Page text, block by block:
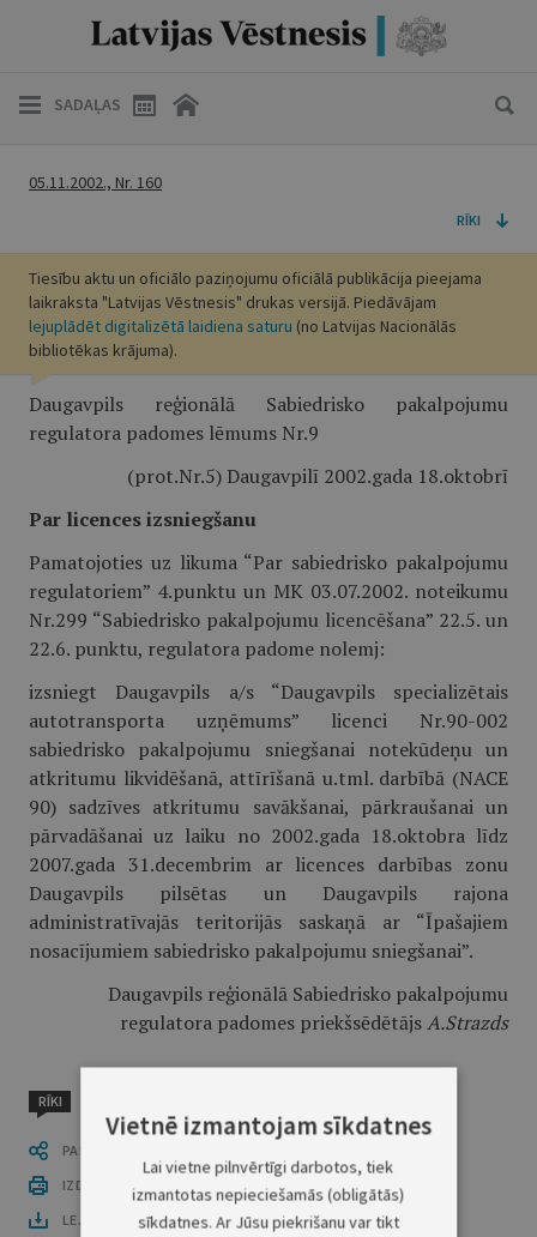
SADAĻAS
05.11.2002., Nr. 160
RĪKI
Tiesību aktu un oficiālo paziņojumu oficiālā publikācija pieejama
laikraksta "Latvijas Vēstnesis" drukas versijā. Piedāvājam
lejuplādēt digitalizētā laidiena saturu (no Latvijas Nacionālās
bibliotēkas krājuma).
Daugavpils reģionālā Sabiedrisko pakalpojumu
regulatora padomes lēmums Nr.9
(prot.Nr.5) Daugavpilī 2002.gada 18.oktobrī
Par licences izsniegšanu
Pamatojoties uz likuma “Par sabiedrisko pakalpojumu
regulatoriem” 4.punktu un MK 03.07.2002. noteikumu
Nr.299 “Sabiedrisko pakalpojumu licencēšana” 22.5. un
22.6. punktu, regulatora padome nolemj:
izsniegt Daugavpils a/s “Daugavpils specializētais
autotransporta uzņēmums” licenci Nr.90-002
sabiedrisko pakalpojumu sniegšanai notekūdeņu un
atkritumu likvidēšanā, attīrīšanā u.tml. darbībā (NACE
90) sadzīves atkritumu savākšanai, pārkraušanai un
pārvadāšanai uz laiku no 2002.gada 18.oktobra līdz
2007.gada 31.decembrim ar licences darbības zonu
Daugavpils pilsētas un Daugavpils rajona
administratīvajās teritorijās saskaņā ar “Īpašajiem
nosacījumiem sabiedrisko pakalpojumu sniegšanai”.
Daugavpils reģionālā Sabiedrisko pakalpojumu
regulatora padomes priekšsēdētājsA.Strazds
RĪKI
PASTĀSTI CITIEM
IZDRUKĀT PUBLIKĀCIJU
LEJUPLĀDĒT LAIDIENU (PDF)
Vietnē izmantojam sīkdatnes
Lai vietne pilnvērtīgi darbotos, tiek
izmantotas nepieciešamās (obligātās)
sīkdatnes. Ar Jūsu piekrišanu var tikt